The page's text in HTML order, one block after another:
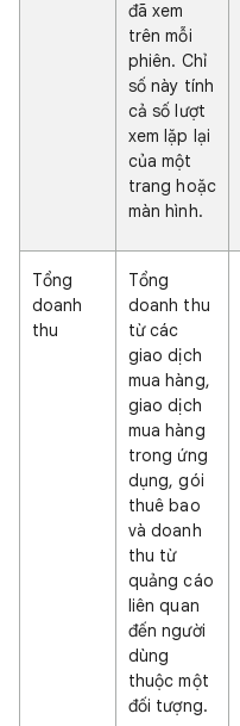
đã xem
trên mỗi
phiên. Chỉ
số này tính
cả số lượt
xem lặp lại
của một
trang hoặc
màn hình.
Tổng
doanh
thu
Tổng
doanh thu
từ các
giao dịch
mua hàng,
giao dịch
mua hàng
trong ứng
dụng, gói
thuê bao
và doanh
thu từ
quảng cáo
liên quan
đến người
dùng
thuộc một
đối tượng.